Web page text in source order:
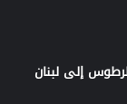
إلى لبنان